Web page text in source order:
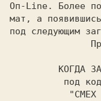
Оп-Line. Более
мат, а
под следующим
КОГДА
под
"СМЕХ